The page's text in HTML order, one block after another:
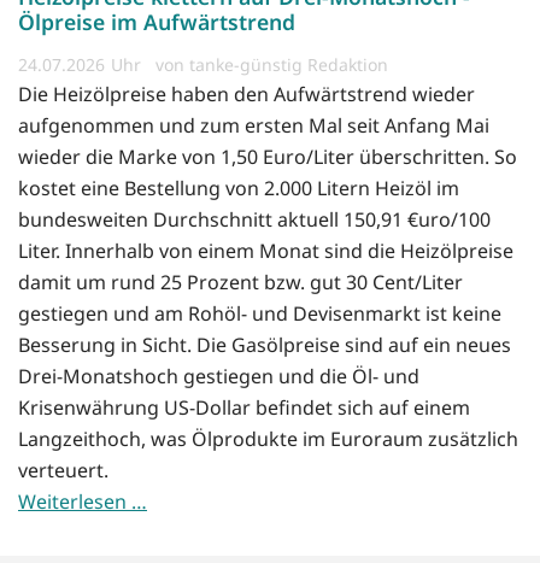
Ölpreise im Aufwärtstrend
24.07.2026 von tanke-günstig Redaktion
Die Heizölpreise haben den Aufwärtstrend wieder
aufgenommen und zum ersten Mal seit Anfang Mai
wieder die Marke von 1,50 Euro/Liter überschritten. So
kostet eine Bestellung von 2.000 Litern Heizöl im
bundesweiten Durchschnitt aktuell 150,91 €uro/100
Liter. Innerhalb von einem Monat sind die Heizölpreise
damit um rund 25 Prozent bzw. gut 30 Cent/Liter
gestiegen und am Rohöl- und Devisenmarkt ist keine
Besserung in Sicht. Die Gasölpreise sind auf ein neues
Drei-Monatshoch gestiegen und die Öl- und
Krisenwährung US-Dollar befindet sich auf einem
Langzeithoch, was Ölprodukte im Euroraum zusätzlich
verteuert.
Weiterlesen …